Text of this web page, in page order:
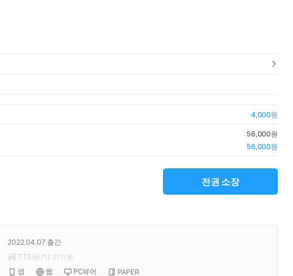
4,000원
56,000원
56,000원
전권 소장
2022.04.07 출간
TTS(듣기) 미지원
앱 웹 PC뷰어 PAPER